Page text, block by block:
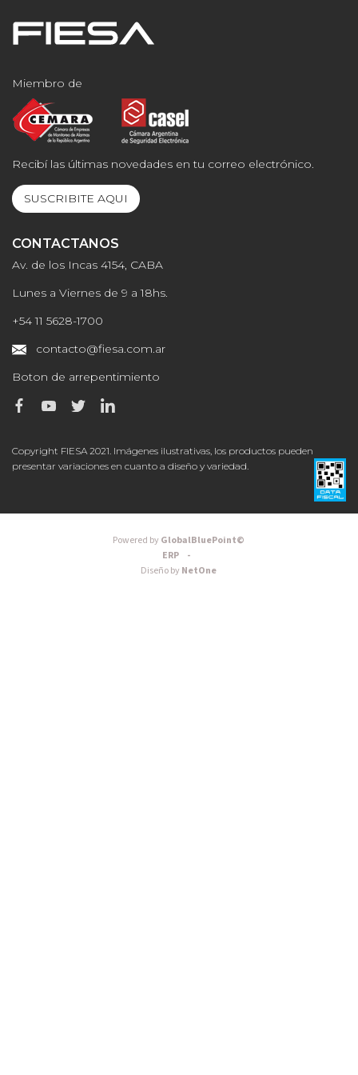
Miembro de
Recibí las últimas novedades en tu correo electrónico.
SUSCRIBITE AQUI
CONTACTANOS
Av. de los Incas 4154, CABA
Lunes a Viernes de 9 a 18hs.
+54 11 5628-1700
contacto@fiesa.com.ar
Boton de arrepentimiento
Copyright FIESA 2021. Imágenes ilustrativas, los productos pueden
presentar variaciones en cuanto a diseño y variedad.
Powered byGlobalBluePoint©
ERP -
Diseño byNetOne